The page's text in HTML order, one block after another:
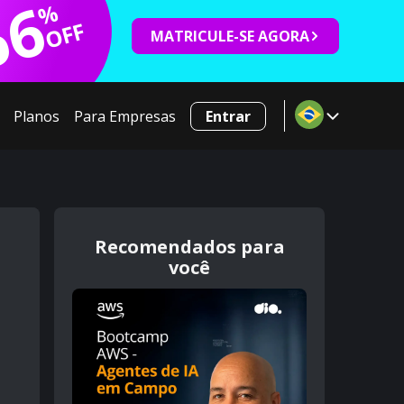
%
OFF MATRICULE-SE AGORA
Planos Para Empresas Entrar
Recomendados para
você